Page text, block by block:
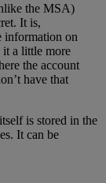
the MSA)
It is,
information on
a little more
the account
have that
is stored in the
It can be